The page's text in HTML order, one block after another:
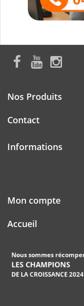
Nos Produits
Contact
Informations
Mon compte
Accueil